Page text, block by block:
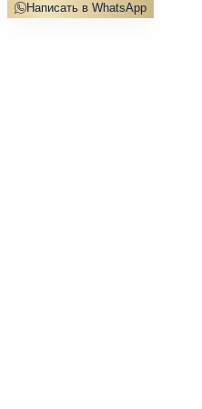
Написать в WhatsApp